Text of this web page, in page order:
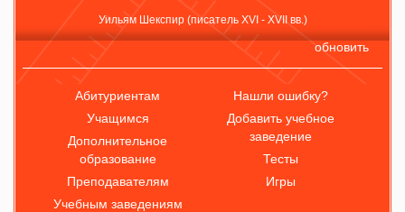
Уильям Шекспир (писатель XVI - XVII вв.)
обновить
Абитуриентам
Учащимся
Дополнительное
образование
Преподавателям
Учебным заведениям
Нашли ошибку?
Добавить учебное
заведение
Тесты
Игры